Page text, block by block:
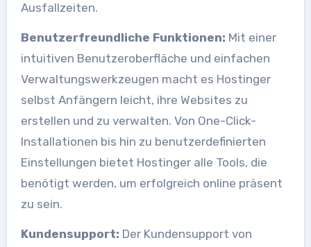
Ausfallzeiten.
Benutzerfreundliche Funktionen: Mit einer
intuitiven Benutzeroberfläche und einfachen
Verwaltungswerkzeugen macht es Hostinger
selbst Anfängern leicht, ihre Websites zu
erstellen und zu verwalten. Von One-Click-
Installationen bis hin zu benutzerdefinierten
Einstellungen bietet Hostinger alle Tools, die
benötigt werden, um erfolgreich online präsent
zu sein.
Kundensupport: Der Kundensupport von